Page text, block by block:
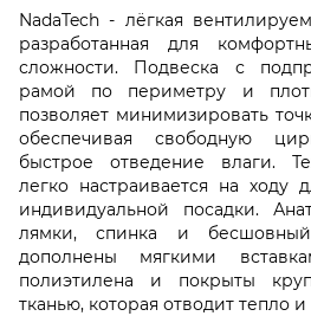
NadaTech - лёгкая
разработанная для
сложности. Подвеска с
рамой по периметру и
позволяет минимизировать
обеспечивая свободную
быстрое отведение влаги.
легко настраивается на ходу
индивидуальной посадки.
лямки, спинка и
дополнены мягкими
полиэтилена и покрыты
тканью, которая отводит тепло и